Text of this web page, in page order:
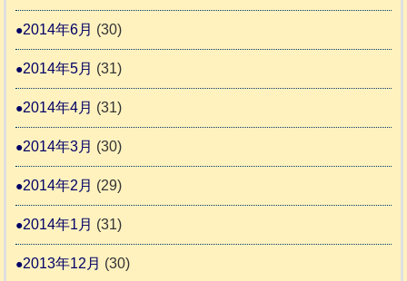
2014年6月 (30)
2014年5月 (31)
2014年4月 (31)
2014年3月 (30)
2014年2月 (29)
2014年1月 (31)
2013年12月 (30)